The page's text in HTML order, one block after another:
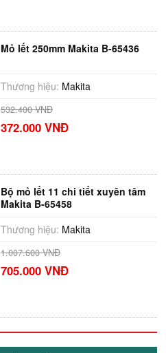
Mỏ lết 250mm Makita B-65436
Thương hiệu: Makita
532.400 VNĐ
372.000 VNĐ
Bộ mỏ lết 11 chi tiết xuyên tâm
Makita B-65458
Thương hiệu: Makita
1.007.600 VNĐ
705.000 VNĐ